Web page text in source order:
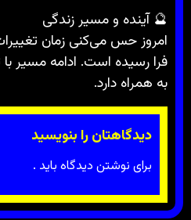
🔮 آینده و مسیر زندگی
امروز حس می‌کنی زمان
فرا رسیده است. ادامه مسیر
به همراه دارد.
دیدگاهتان را بنویسید
برای نوشتن دیدگاه باید .